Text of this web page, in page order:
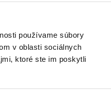
používame súbory
v oblasti sociálnych
ktoré ste im poskytli